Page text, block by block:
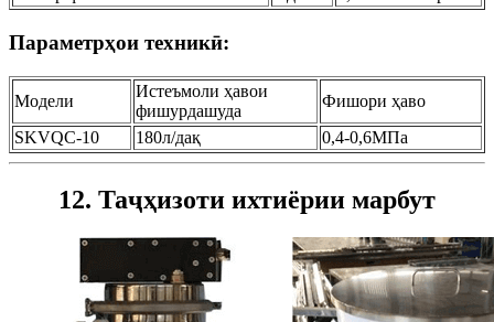
Параметрҳои техникӣ:
Модели
Истеъмоли ҳавои
фишурдашуда
Фишори ҳаво
SKVQC-10
180л/дақ 0,4-0,6МПа
12. Таҷҳизоти ихтиёрии марбут